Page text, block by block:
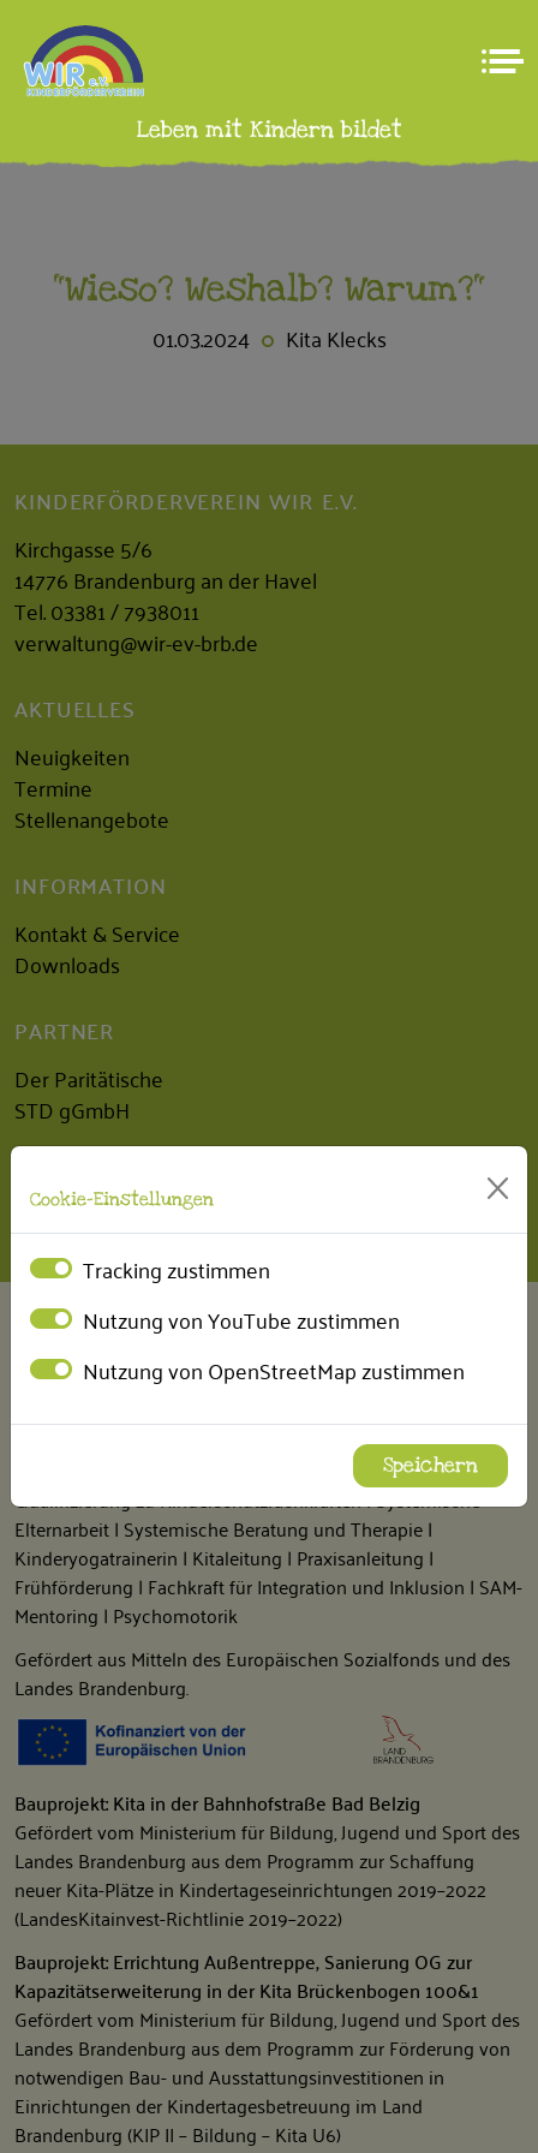
Leben mit Kindern bildet
"Wieso? Weshalb? Warum?"
01.03.2024 Kita Klecks
KINDERFÖRDERVEREIN WIR E.V.
Kirchgasse 5/6
14776 Brandenburg an der Havel
Tel.03381 / 7938011
verwaltung@wir-ev-brb.de
AKTUELLES
Neuigkeiten
Termine
Stellenangebote
INFORMATION
Kontakt & Service
Downloads
PARTNER
Der Paritätische
STD gGmbH
BEM Betriebliches Eingliederungsmanagement
FÖRDERUNGEN
Fort- und Weiterbildungen
finanziell bei der Durchführung von folgenden Fort- und
Weiterbildungen unterstützen zu können:
Qualifizierung zu Kinderschutzfachkräften | Systemische
Elternarbeit | Systemische Beratung und Therapie |
Kinderyogatrainerin | Kitaleitung | Praxisanleitung |
Frühförderung | Fachkraft für Integration und Inklusion | SAM-
Mentoring | Psychomotorik
Gefördert aus Mitteln des Europäischen Sozialfonds und des
Landes Brandenburg.
Bauprojekt: Kita in der Bahnhofstraße Bad Belzig
Gefördert vom Ministerium für Bildung, Jugend und Sport des
Landes Brandenburg aus dem Programm zur Schaffung
neuer Kita-Plätze in Kindertageseinrichtungen 2019–2022
(LandesKitainvest-Richtlinie 2019–2022)
Bauprojekt: Errichtung Außentreppe, Sanierung OG zur
Kapazitätserweiterung in der Kita Brückenbogen 100&1
Gefördert vom Ministerium für Bildung, Jugend und Sport des
Landes Brandenburg aus dem Programm zur Förderung von
notwendigen Bau- und Ausstattungsinvestitionen in
Einrichtungen der Kindertagesbetreuung im Land
Brandenburg (KIP II – Bildung – Kita U6)
Cookie-Einstellungen
Tracking zustimmen
Nutzung von YouTube zustimmen
Nutzung von OpenStreetMap zustimmen
Speichern